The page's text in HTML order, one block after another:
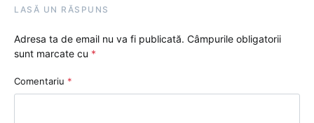
LASĂ UN RĂSPUNS
Adresa ta de email nu va fi publicată. Câmpurile obligatorii
sunt marcate cu *
Comentariu *